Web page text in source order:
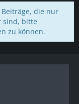
die nur
sind, bitte
zu können.